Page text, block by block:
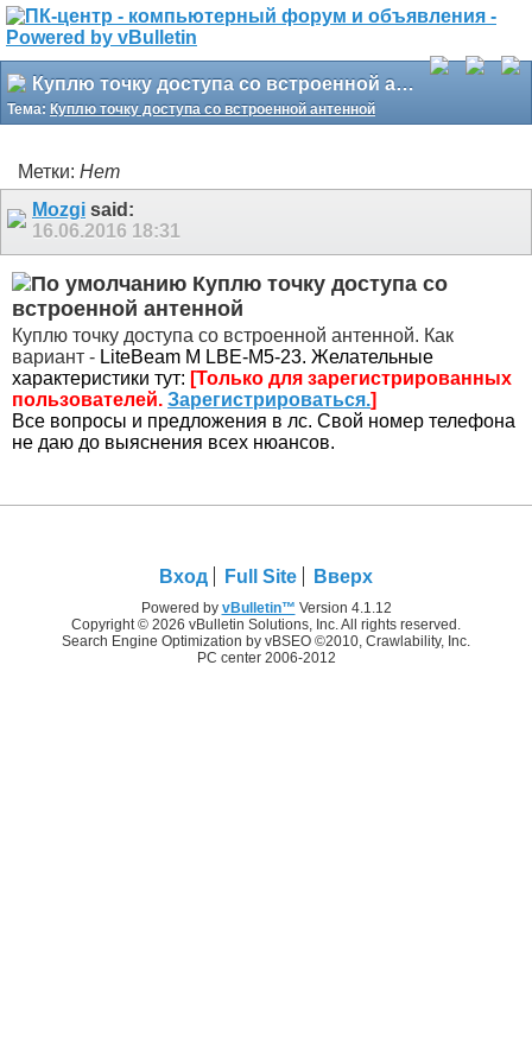
Куплю точку доступа со встроенной антенной
Тема: Куплю точку доступа со встроенной антенной
Метки: Нет
Mozgi said:
16.06.2016 18:31
Куплю точку доступа со
встроенной антенной
Куплю точку доступа со встроенной антенной. Как
вариант - LiteBeam M LBE-M5-23. Желательные
характеристики тут: [Только для зарегистрированных
пользователей. Зарегистрироваться.]
Все вопросы и предложения в лс. Свой номер телефона
не даю до выяснения всех нюансов.
Вход Full Site Вверх
Powered by vBulletin™ Version 4.1.12
Copyright © 2026 vBulletin Solutions, Inc. All rights reserved.
Search Engine Optimization by vBSEO ©2010, Crawlability, Inc.
PC center 2006-2012